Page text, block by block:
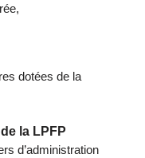
dotées de la
la LPFP
d’administration